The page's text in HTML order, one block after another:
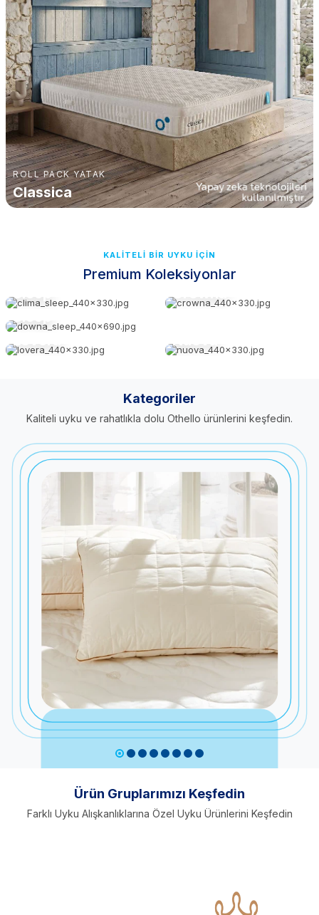
ROLL PACK YATAK
Classica
KALİTELİ BİR UYKU İÇİN
Premium Koleksiyonlar
Sleep
ELEGANTE
Crowna
DOWNA
Sleep
ELEGANTE
Lovera Nuova
Kategoriler
Kaliteli uyku ve rahatlıkla dolu Othello ürünlerini keşfedin.
Ürün Gruplarımızı Keşfedin
Farklı Uyku Alışkanlıklarına Özel Uyku Ürünlerini Keşfedin